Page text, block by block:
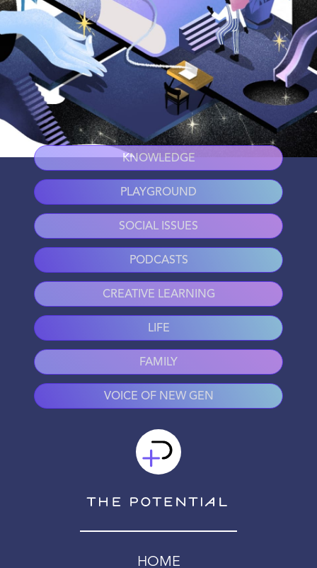
KNOWLEDGE
PLAYGROUND
SOCIAL ISSUES
PODCASTS
CREATIVE LEARNING
LIFE
FAMILY
VOICE OF NEW GEN
HOME